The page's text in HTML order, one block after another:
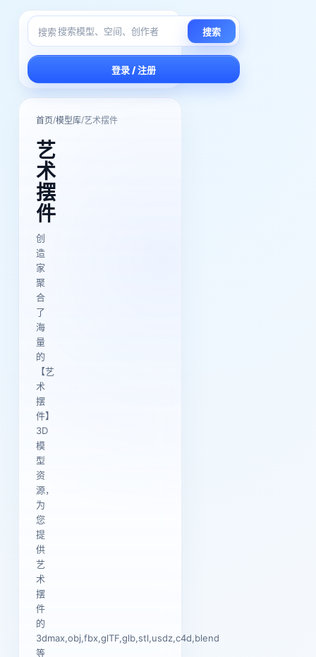
搜索 搜索
登录 / 注册
首页/模型库/艺术摆件
艺
术
摆
件
创
造
家
聚
合
了
海
量
的
【艺
术
摆
件】
3D
模
型
资
源，
为
您
提
供
艺
术
摆
件
的
3dmax,obj,fbx,glTF,glb,stl,usdz,c4d,blend
等